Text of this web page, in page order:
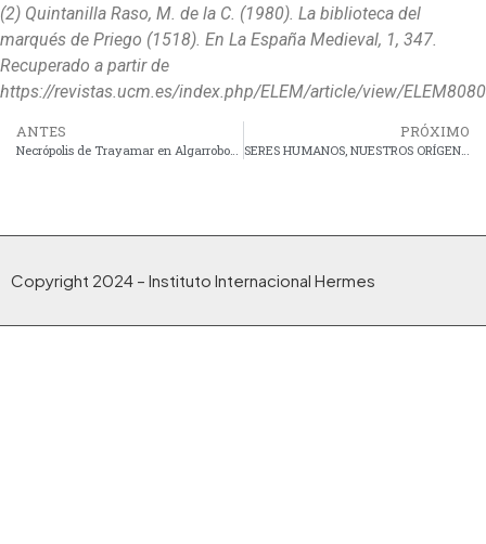
(2) Quintanilla Raso, M. de la C. (1980). La biblioteca del
marqués de Priego (1518). En La España Medieval, 1, 347.
Recuperado a partir de
https://revistas.ucm.es/index.php/ELEM/article/view/
ANTES PRÓXIMO
SERES HUMANOS, NUESTROS ORÍGENES REPLANTEADOS
Copyright 2024 – Instituto Internacional Hermes